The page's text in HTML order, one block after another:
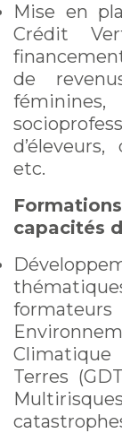
Mise en
Crédit
de
etc.
capacités
Terres